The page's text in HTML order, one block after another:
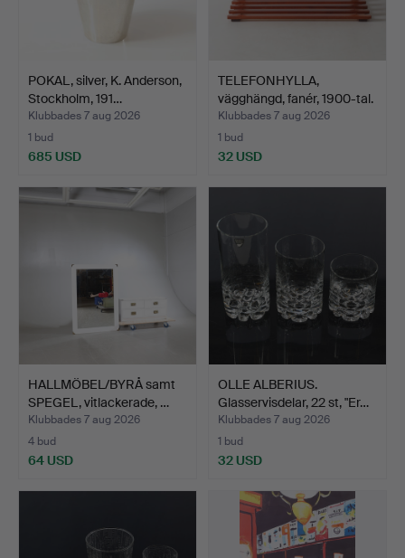
POKAL, silver, K. Anderson,
Stockholm, 191…
Klubbades 7 aug 2026
1 bud
685 USD
TELEFONHYLLA,
vägghängd, fanér, 1900-tal.
Klubbades 7 aug 2026
1 bud
32 USD
HALLMÖBEL/BYRÅ samt
SPEGEL, vitlackerade, …
Klubbades 7 aug 2026
4 bud
64 USD
OLLE ALBERIUS.
Glasservisdelar, 22 st, "Er…
Klubbades 7 aug 2026
1 bud
32 USD